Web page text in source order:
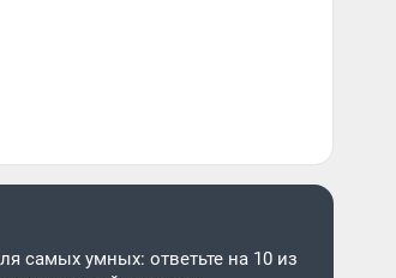
самых умных: ответьте на 10 из